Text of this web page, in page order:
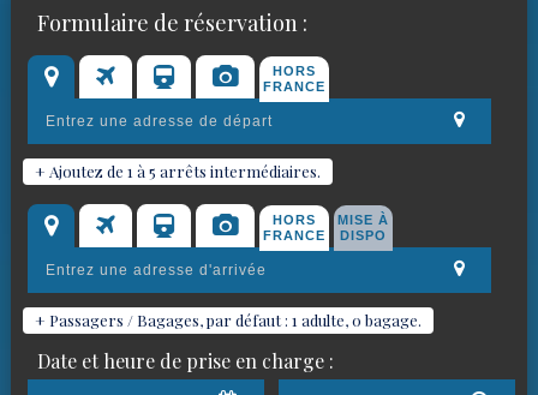
Réservez votre chauffeur VTC
pour Ribiers
Formulaire de réservation :
HORS
FRANCE
+ Ajoutez de 1 à 5 arrêts intermédiaires.
HORS
FRANCE
MISE À
DISPO
+ Passagers / Bagages, par défaut : 1 adulte, 0 bagage.
Date et heure de prise en charge :